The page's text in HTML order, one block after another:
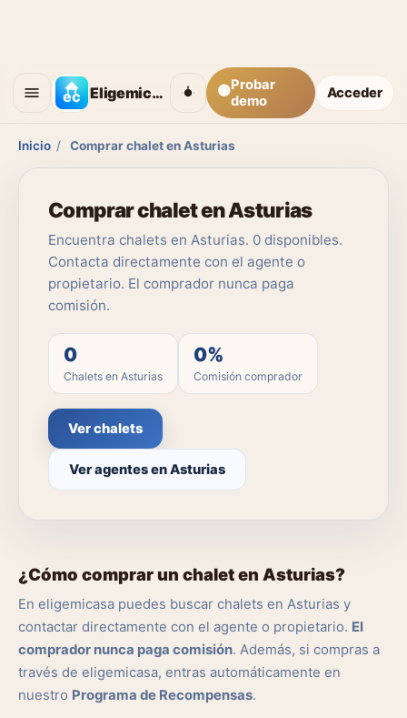
Eligemicasa 🟡Probar
demo
Acceder
Inicio / Comprar chalet en Asturias
Comprar chalet en Asturias
Encuentra chalets en Asturias. 0 disponibles.
Contacta directamente con el agente o
propietario. El comprador nunca paga
comisión.
0
Chalets en Asturias
0%
Comisión comprador
Ver chalets
Ver agentes en Asturias
¿Cómo comprar un chalet en Asturias?
En eligemicasa puedes buscar chalets en Asturias y
contactar directamente con el agente o propietario. El
comprador nunca paga comisión. Además, si compras a
través de eligemicasa, entras automáticamente en
nuestro Programa de Recompensas.